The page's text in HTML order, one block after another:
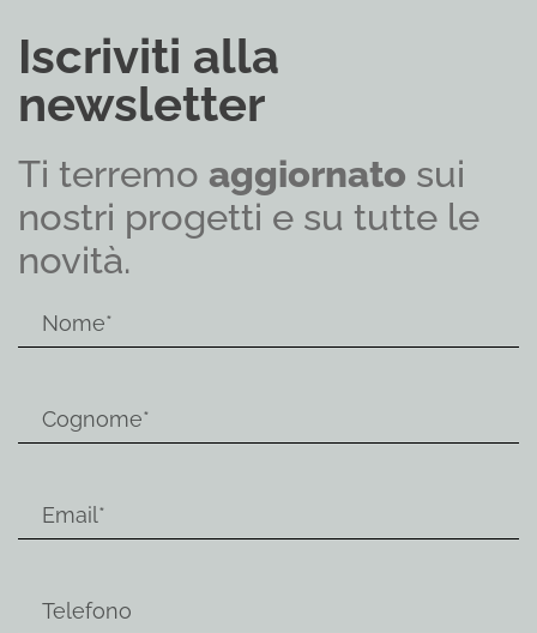
Iscriviti alla
newsletter
Ti terremo aggiornato sui
nostri progetti e su tutte le
novità.